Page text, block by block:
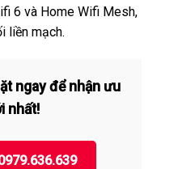
6 và Home Wifi Mesh,
liền mạch.
ngay để nhận ưu
nhất!